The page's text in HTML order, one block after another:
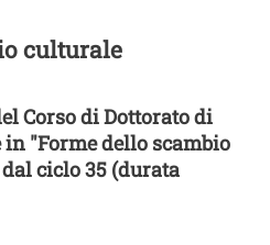
culturale
Corso di Dottorato di
"Forme dello scambio
ciclo 35 (durata